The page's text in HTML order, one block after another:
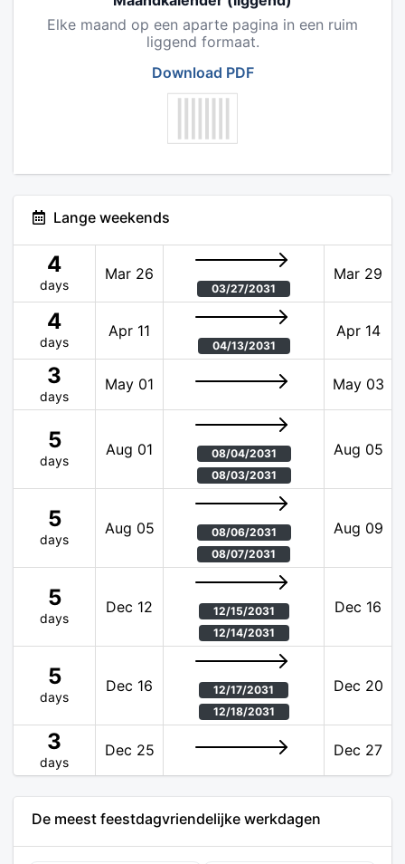
Elke maand op een aparte pagina in een ruim
liggend formaat.
Download PDF
Lange weekends
4
days
Mar 26
03/27/2031
Mar 29
4
days
Apr 11
04/13/2031
Apr 14
3
days
May 01 May 03
5
days
Aug 01
08/04/2031
08/03/2031
Aug 05
5
days
Aug 05
08/06/2031
08/07/2031
Aug 09
5
days
Dec 12
12/15/2031
12/14/2031
Dec 16
5
days
Dec 16
12/17/2031
12/18/2031
Dec 20
3
days
Dec 25 Dec 27
De meest feestdagvriendelijke werkdagen